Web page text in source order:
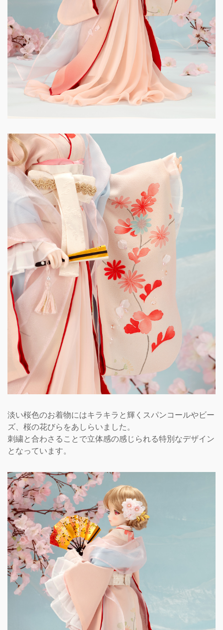
淡い桜色のお着物にはキラキラと輝くスパンコールやビー
ズ、桜の花びらをあしらいました。
刺繍と合わさることで立体感の感じられる特別なデザイン
となっています。